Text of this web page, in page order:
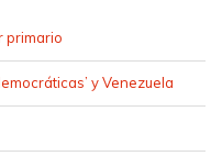
primario
y Venezuela